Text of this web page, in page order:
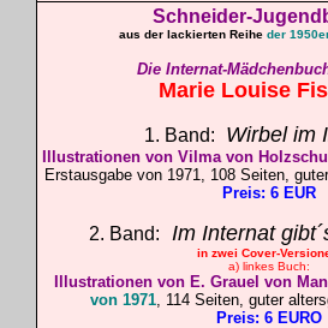
Schneider-
aus der lackierten Reihe der
Die Internat-
Marie Louise
1. Band: Wirbel im
Illustrationen von Vilma von
Erstausgabe von 1971, 108 Seiten,
Preis: 6 EUR
2. Band: Im Internat
in zwei Cover-
a) linkes Buch:
Illustrationen von E. Grauel von
von 1971, 114 Seiten, guter
Preis: 6 EURO